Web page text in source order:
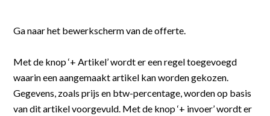
Weekstaten en mandagen
Ga naar het bewerkscherm van de offerte.
Met de knop ‘+ Artikel’ wordt er een regel toegevoegd
waarin een aangemaakt artikel kan worden gekozen.
Gegevens, zoals prijs en btw-percentage, worden op basis
van dit artikel voorgevuld. Met de knop ‘+ invoer’ wordt er